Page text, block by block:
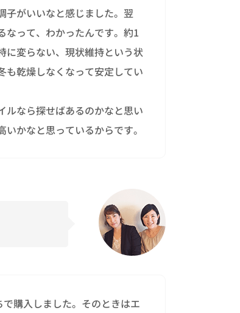
子がいいなと感じました。翌
なって、わかったんです。約1
に変らない、現状維持という状
も乾燥しなくなって安定してい
ルなら探せばあるのかなと思い
かなと思っているからです。
購入しました。そのときはエ